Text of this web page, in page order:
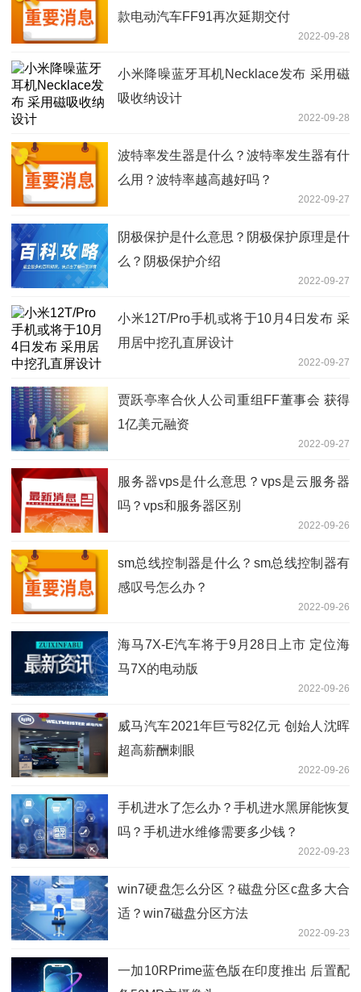
款电动汽车FF91再次延期交付
2022-09-28
小米降噪蓝牙耳机Necklace发布 采用磁
吸收纳设计
2022-09-28
波特率发生器是什么？波特率发生器有什
么用？波特率越高越好吗？
2022-09-27
阴极保护是什么意思？阴极保护原理是什
么？阴极保护介绍
2022-09-27
小米12T/Pro手机或将于10月4日发布 采
用居中挖孔直屏设计
2022-09-27
贾跃亭率合伙人公司重组FF董事会 获得
1亿美元融资
2022-09-27
服务器vps是什么意思？vps是云服务器
吗？vps和服务器区别
2022-09-26
sm总线控制器是什么？sm总线控制器有
感叹号怎么办？
2022-09-26
海马7X-E汽车将于9月28日上市 定位海
马7X的电动版
2022-09-26
威马汽车2021年巨亏82亿元 创始人沈晖
超高薪酬刺眼
2022-09-26
手机进水了怎么办？手机进水黑屏能恢复
吗？手机进水维修需要多少钱？
2022-09-23
win7硬盘怎么分区？磁盘分区c盘多大合
适？win7磁盘分区方法
2022-09-23
一加10RPrime蓝色版在印度推出 后置配